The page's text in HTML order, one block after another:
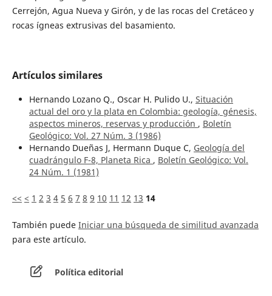
Cerrejón, Agua Nueva y Girón, y de las rocas del Cretáceo y
rocas ígneas extrusivas del basamiento.
Artículos similares
Hernando Lozano Q., Oscar H. Pulido U., Situación
actual del oro y la plata en Colombia: geología, génesis,
aspectos mineros, reservas y producción , Boletín
Geológico: Vol. 27 Núm. 3 (1986)
Hernando Dueñas J, Hermann Duque C, Geología del
cuadrángulo F-8, Planeta Rica , Boletín Geológico: Vol.
24 Núm. 1 (1981)
<< < 1 2 3 4 5 6 7 8 9 10 11 12 13 14
También puede Iniciar una búsqueda de similitud avanzada
para este artículo.
Política editorial